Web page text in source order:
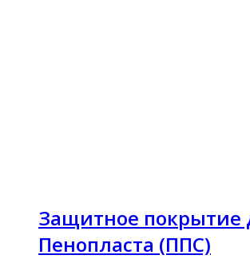
Защитное покрытие
Пенопласта (ППС)